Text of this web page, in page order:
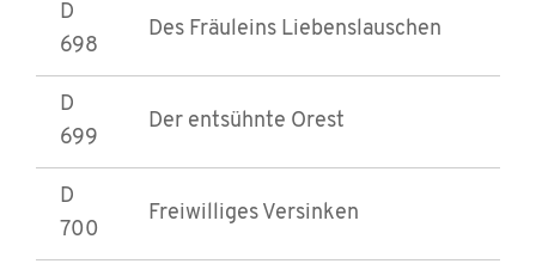
D
698
Des Fräuleins Liebenslauschen
D
699
Der entsühnte Orest
D
700
Freiwilliges Versinken